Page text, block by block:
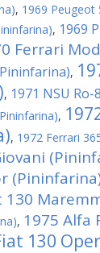
, 1969 Peugeot
, 1969
Ferrari
,
, 1971 NSU
,
, 1972 Ferrari
130
, 1975 Alfa
130